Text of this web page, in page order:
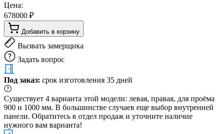
Цена:
678000 ₽
Добавить в корзину
Вызвать замерщика
Задать вопрос
Под заказ: срок изготовления 35 дней
Существует 4 варианта этой модели: левая, правая, для проёма
900 и 1000 мм. В большинстве случаев еще выбор внутренней
панели. Обратитесь в отдел продаж и уточните наличие
нужного вам варианта!